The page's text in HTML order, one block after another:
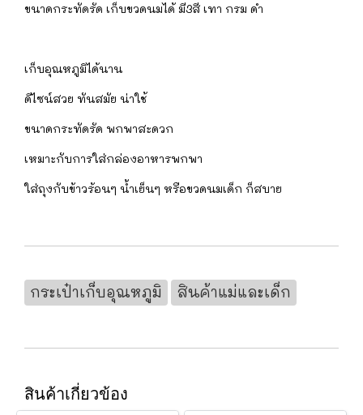
ขนาดกระทัดรัด เก็บขวดนมได้ มี3สี เทา กรม ดำ
เก็บอุณหภูมิได้นาน
ดีไซน์สวย ทันสมัย น่าใช้
ขนาดกระทัดรัด พกพาสะดวก
เหมาะกับการใส่กล่องอาหารพกพา
ใส่ถุงกับข้าวร้อนๆ น้ำเย็นๆ หรือขวดนมเด็ก ก็สบาย
กระเป๋าเก็บอุณหภูมิ สินค้าแม่และเด็ก
สินค้าเกี่ยวข้อง